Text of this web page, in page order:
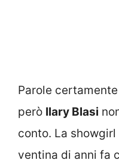
Parole
però Ilary Blasi
conto. La
ventina di anni fa